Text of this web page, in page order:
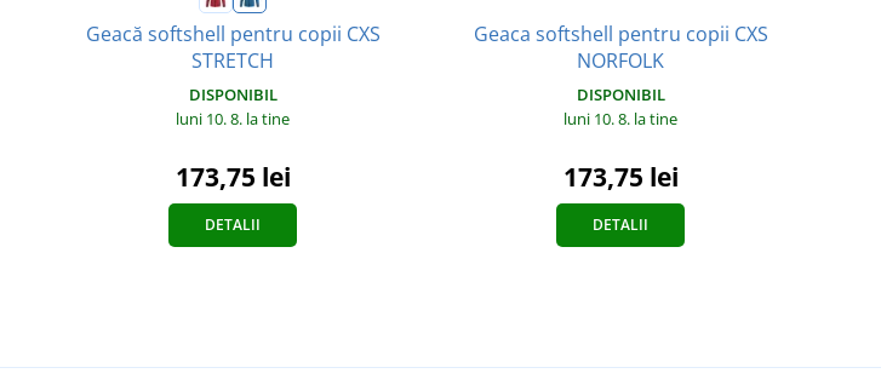
Geacă softshell pentru copii CXS
STRETCH
DISPONIBIL
luni 10. 8. la tine
173,75 lei
DETALII
Geaca softshell pentru copii CXS
NORFOLK
DISPONIBIL
luni 10. 8. la tine
173,75 lei
DETALII